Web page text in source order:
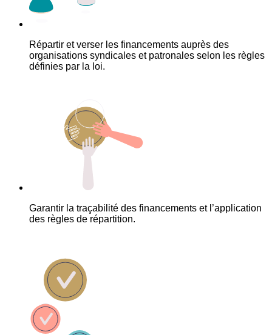
Répartir et verser les financements auprès des
organisations syndicales et patronales selon les règles
définies par la loi.
Garantir la traçabilité des financements et l’application
des règles de répartition.